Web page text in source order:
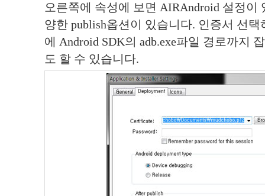
오른쪽에 속성에 보면 AIRAndroid 설정이
양한 publish옵션이 있습니다. 인증서 선
에 Android SDK의 adb.exe파일 경로까지
도 할 수 있습니다.